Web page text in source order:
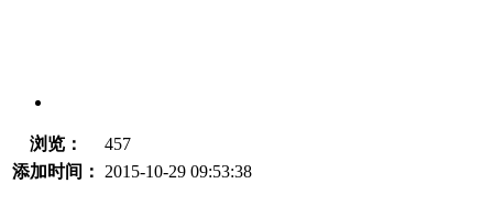
浏览：
457
添加时间：
2015-10-29 09:53:38